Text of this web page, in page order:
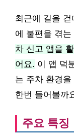
최근에 길을
에 불편을 겪
차 신고 앱을
어요. 이 앱 덕
는 주차 환경
한번 들어볼까
주요 특징